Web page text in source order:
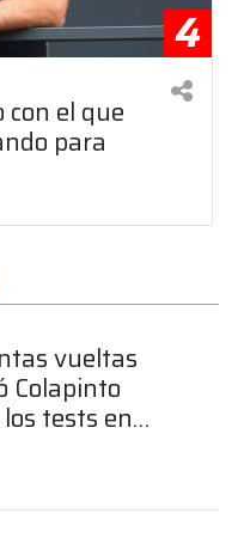
4
con el que
para
vueltas
Colapinto
tests en